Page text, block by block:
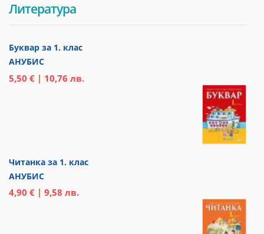
Литература
Буквар за 1. клас
АНУБИС
5,50 € | 10,76 лв.
Читанка за 1. клас
АНУБИС
4,90 € | 9,58 лв.